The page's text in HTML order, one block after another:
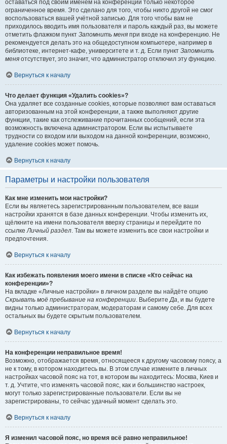
оставаться под своим именем на конференции только некоторое
ограниченное время. Это сделано для того, чтобы никто другой не смог
воспользоваться вашей учётной записью. Для того чтобы вам не
приходилось вводить имя пользователя и пароль каждый раз, вы можете
отметить флажком пункт Запомнить меня при входе на конференцию. Не
рекомендуется делать это на общедоступном компьютере, например в
библиотеке, интернет-кафе, университете и т. д. Если пункт Запомнить
меня отсутствует, это значит, что администратор отключил эту функцию.
Вернуться к началу
Что делает функция «Удалить cookies»?
Она удаляет все созданные cookies, которые позволяют вам оставаться
авторизованным на этой конференции, а также выполняют другие
функции, такие как отслеживание прочитанных сообщений, если эта
возможность включена администратором. Если вы испытываете
трудности со входом или выходом на данной конференции, возможно,
удаление cookies может помочь.
Вернуться к началу
Параметры и настройки пользователя
Как мне изменить мои настройки?
Если вы являетесь зарегистрированным пользователем, все ваши
настройки хранятся в базе данных конференции. Чтобы изменить их,
щёлкните на имени пользователя вверху страницы и перейдите по
ссылкеЛичный раздел. Там вы можете изменить все свои настройки и
предпочтения.
Вернуться к началу
Как избежать появления моего имени в списке «Кто сейчас на
конференции»?
На вкладке «Личные настройки» в личном разделе вы найдёте опцию
Скрывать моё пребывание на конференции. ВыберитеДа, и вы будете
видны только администраторам, модераторам и самому себе. Для всех
остальных вы будете скрытым пользователем.
Вернуться к началу
На конференции неправильное время!
Возможно, отображается время, относящееся к другому часовому поясу, а
не к тому, в котором находитесь вы. В этом случае измените в личных
настройках часовой пояс на тот, в котором вы находитесь: Москва, Киев и
т. д. Учтите, что изменять часовой пояс, как и большинство настроек,
могут только зарегистрированные пользователи. Если вы не
зарегистрированы, то сейчас удачный момент сделать это.
Вернуться к началу
Я изменил часовой пояс, но время всё равно неправильное!